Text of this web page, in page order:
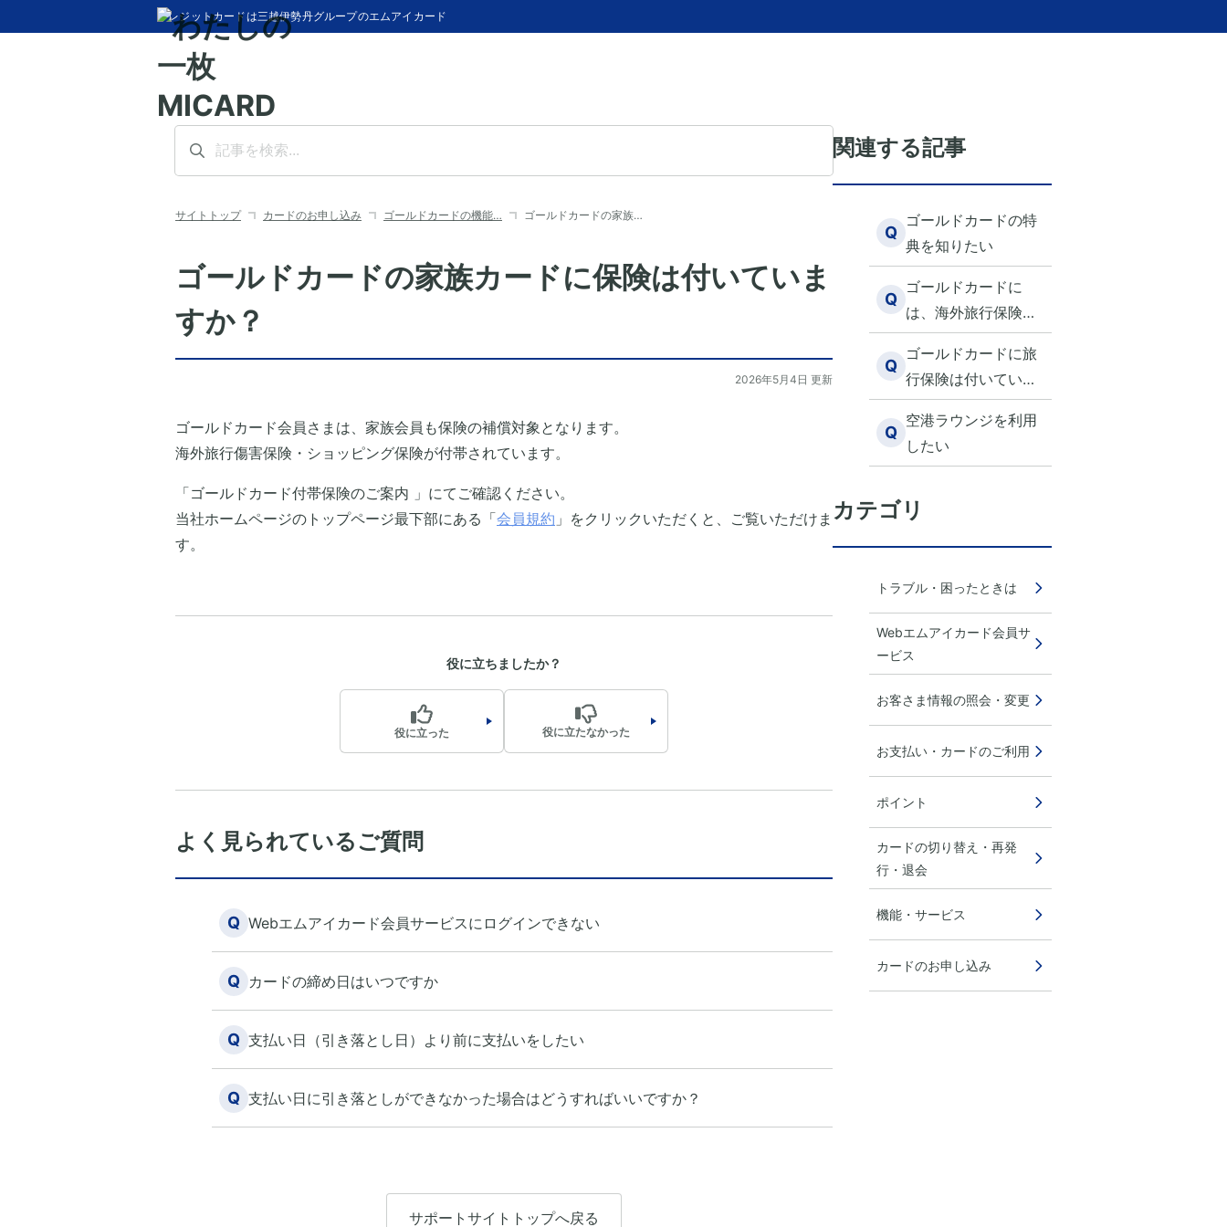
クレジットカードは三越伊勢丹グループのエムアイカード
サイトトップ カードのお申し込み ゴールドカードの機能… ゴールドカードの家族…
ゴールドカードの家族カードに保険は付いていま
すか？
2026年5月4日 更新
ゴールドカード会員さまは、家族会員も保険の補償対象となります。
海外旅行傷害保険・ショッピング保険が付帯されています。
「ゴールドカード付帯保険のご案内 」にてご確認ください。
当社ホームページのトップページ最下部にある「会員規約 」をクリックいただくと、ご覧いただけま
す。
役に立ちましたか？
役に立った 役に立たなかった
よく見られているご質問
Q Webエムアイカード会員サービスにログインできない
Q カードの締め日はいつですか
Q 支払い日（引き落とし日）より前に支払いをしたい
Q 支払い日に引き落としができなかった場合はどうすればいいですか？
サポートサイトトップへ戻る
関連する記事
Q
ゴールドカードの特
典を知りたい
Q
ゴールドカードに
は、海外旅行保険は
付いていますか？
Q
ゴールドカードに旅
行保険は付いていま
すか？
Q
空港ラウンジを利用
したい
カテゴリ
トラブル・困ったときは
Webエムアイカード会員サ
ービス
お客さま情報の照会・変更
お支払い・カードのご利用
ポイント
カードの切り替え・再発
行・退会
機能・サービス
カードのお申し込み